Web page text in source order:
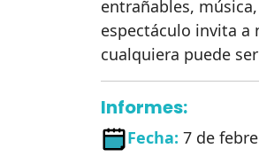
entrañables,
espectáculo invita a
cualquiera puede
Informes:
Fecha: 7 de